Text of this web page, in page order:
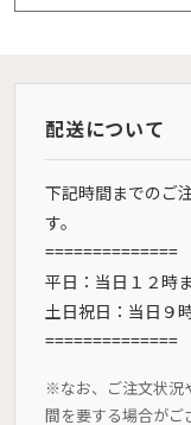
配送について
下記時間までのご
す。
==============
平日：当日１２時
土日祝日：当日９
==============
※なお、ご注文状況
間を要する場合がご